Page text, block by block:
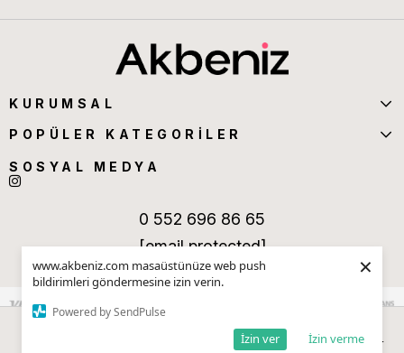
www.akbeniz.com masaüstünüze web push
bildirimleri göndermesine izin verin.
Powered by SendPulse
İzin verme
İzin ver
×
KURUMSAL
POPÜLER KATEGORİLER
SOSYAL MEDYA
0 552 696 86 65
[email protected]
Favorilerim Kategoriler